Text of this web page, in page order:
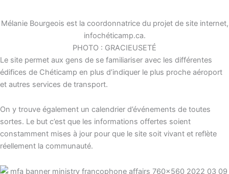
Mélanie Bourgeois est la coordonnatrice du projet de site internet,
infochéticamp.ca.
PHOTO : GRACIEUSETÉ
Le site permet aux gens de se familiariser avec les différentes
édifices de Chéticamp en plus d’indiquer le plus proche aéroport
et autres services de transport.
On y trouve également un calendrier d’événements de toutes
sortes. Le but c’est que les informations offertes soient
constamment mises à jour pour que le site soit vivant et reflète
réellement la communauté.